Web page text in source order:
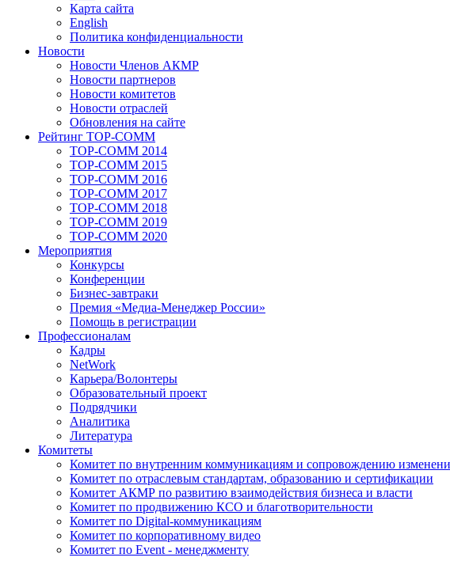
Карта сайта
English
Политика конфиденциальности
Новости
Новости Членов АКМР
Новости партнеров
Новости комитетов
Новости отраслей
Обновления на сайте
Рейтинг TOP-COMM
TOP-COMM 2014
TOP-COMM 2015
TOP-COMM 2016
TOP-COMM 2017
TOP-COMM 2018
TOP-COMM 2019
TOP-COMM 2020
Мероприятия
Конкурсы
Конференции
Бизнес-завтраки
Премия «Медиа-Менеджер России»
Помощь в регистрации
Профессионалам
Кадры
NetWork
Карьера/Волонтеры
Образовательный проект
Подрядчики
Аналитика
Литература
Комитеты
Комитет по внутренним коммуникациям и сопровождению
Комитет по отраслевым стандартам, образованию и сертификации
Комитет АКМР по развитию взаимодействия бизнеса и власти
Комитет по продвижению КСО и благотворительности
Комитет по Digital-коммуникациям
Комитет по корпоративному видео
Комитет по Event - менеджменту